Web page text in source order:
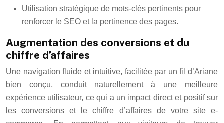
Utilisation stratégique de mots-clés pertinents pour
renforcer le SEO et la pertinence des pages.
Augmentation des conversions et du
chiffre d’affaires
Une navigation fluide et intuitive, facilitée par un fil d’Ariane
bien conçu, conduit naturellement à une meilleure
expérience utilisateur, ce qui a un impact direct et positif sur
les conversions et le chiffre d’affaires de votre site e-